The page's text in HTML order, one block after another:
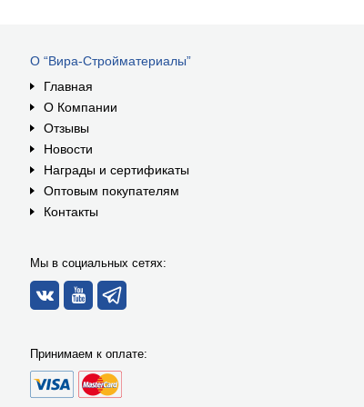
О “Вира-Стройматериалы”
Главная
О Компании
Отзывы
Новости
Награды и сертификаты
Оптовым покупателям
Контакты
Мы в социальных сетях:
Принимаем к оплате: